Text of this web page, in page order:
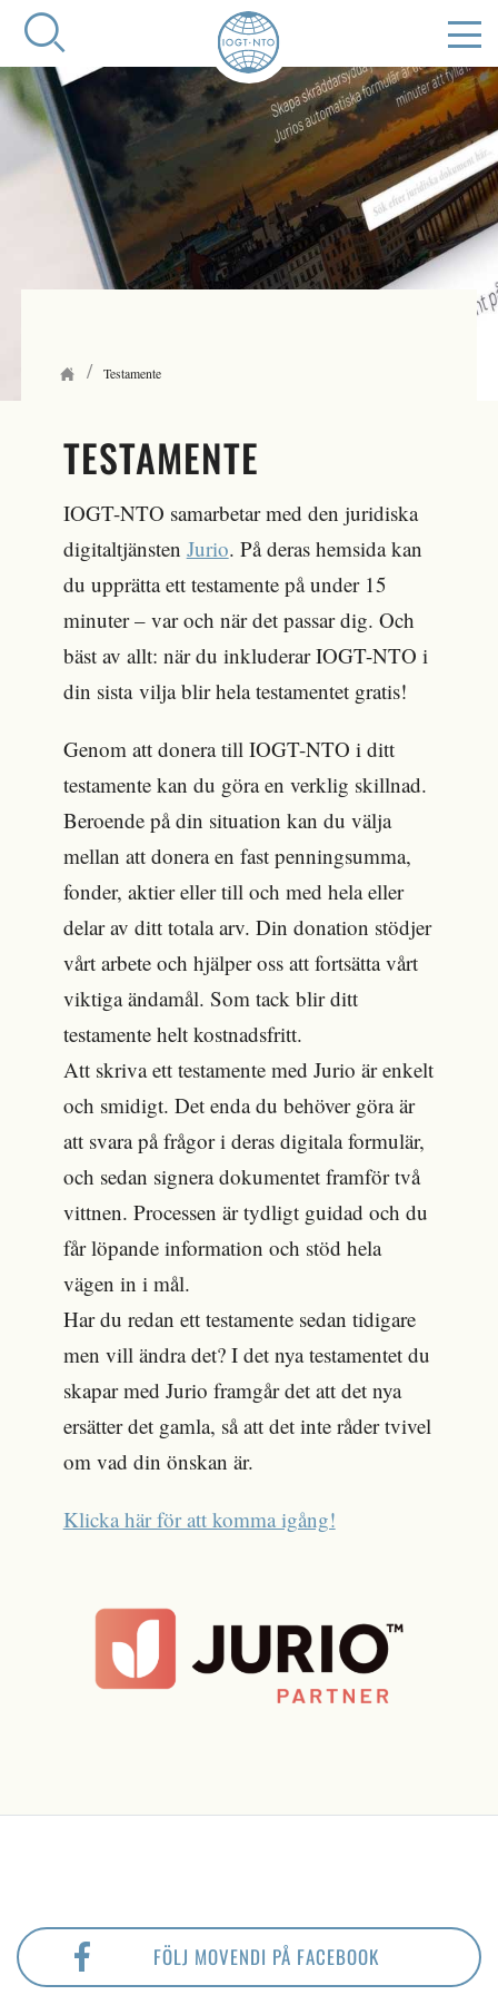
/ Testamente
TESTAMENTE
IOGT-NTO samarbetar med den juridiska
digitaltjänsten Jurio. På deras hemsida kan
du upprätta ett testamente på under 15
minuter – var och när det passar dig. Och
bäst av allt: när du inkluderar IOGT-NTO i
din sista vilja blir hela testamentet gratis!
Genom att donera till IOGT-NTO i ditt
testamente kan du göra en verklig skillnad.
Beroende på din situation kan du välja
mellan att donera en fast penningsumma,
fonder, aktier eller till och med hela eller
delar av ditt totala arv. Din donation stödjer
vårt arbete och hjälper oss att fortsätta vårt
viktiga ändamål. Som tack blir ditt
testamente helt kostnadsfritt.
Att skriva ett testamente med Jurio är enkelt
och smidigt. Det enda du behöver göra är
att svara på frågor i deras digitala formulär,
och sedan signera dokumentet framför två
vittnen. Processen är tydligt guidad och du
får löpande information och stöd hela
vägen in i mål.
Har du redan ett testamente sedan tidigare
men vill ändra det? I det nya testamentet du
skapar med Jurio framgår det att det nya
ersätter det gamla, så att det inte råder tvivel
om vad din önskan är.
Klicka här för att komma igång!
FÖLJ MOVENDI PÅ FACEBOOK